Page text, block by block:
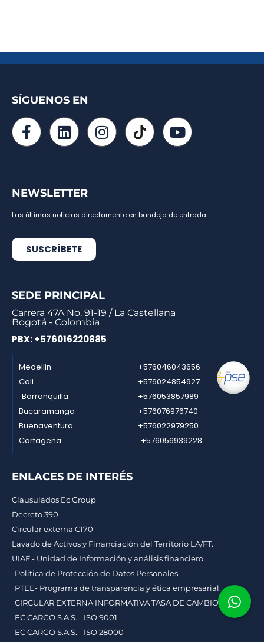
SÍGUENOS EN
NEWSLETTER
Las últimas noticias directamente en bandeja de entrada
SUSCRÍBETE
SEDE PRINCIPAL
Carrera 47A No. 91-19 / La Castellana
Bogotá - Colombia
PBX: +576016220885
Medellin
Cali
Barranquilla
Bucaramanga
Buenaventura
Cartagena
+576046043656
+576024854927
+576053857989
+576076976740
+576022979250
+576056939228
ENLACES DE INTERÉS
Clausulados Ec Group
Decreto 390
Circular externa C170
Lavado de Activos y Financiación del Territorio LA/FT.
UIAF - Unidad de Información y análisis financiero.
Política de Protección de Datos Personales.
PTEE- Programa de transparencia y ética empresarial.
CIRCULAR EXTERNA INFORMATIVA TASA DE CAMBIO
EC CARGO S.A.S. - ISO 9001
EC CARGO S.A.S. - ISO 28000